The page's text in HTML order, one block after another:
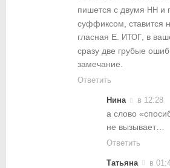
пишется с двумя НН и
суффиксом, ставится
гласная Е. ИТОГ , в
сразу две грубые
замечание.
Ответить
Нина в 12:28
а слово
не вызывает…
Ответить
Татьяна в